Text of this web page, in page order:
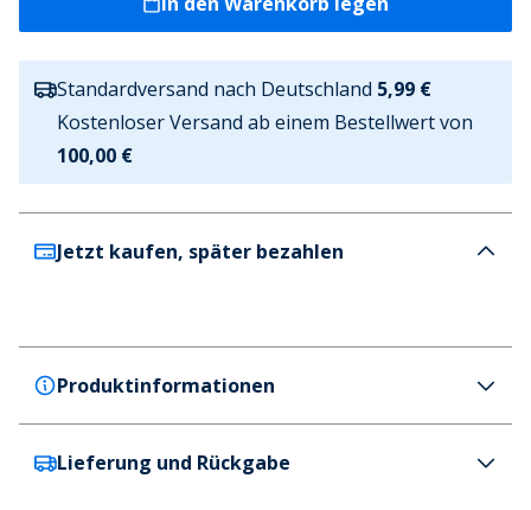
Standardversand nach Deutschland 5,99 €
Kostenloser Versand ab einem Bestellwert von
100,00 €
Jetzt kaufen, später bezahlen
Produktinformationen
JACK & JONES
Lieferung und Rückgabe